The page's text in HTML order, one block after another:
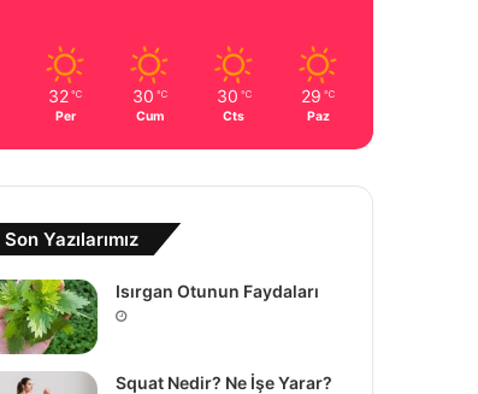
32 ℃
Per
30 ℃
Cum
30 ℃
Cts
29 ℃
Paz
Son Yazılarımız
Isırgan Otunun Faydaları
Squat Nedir? Ne İşe Yarar?